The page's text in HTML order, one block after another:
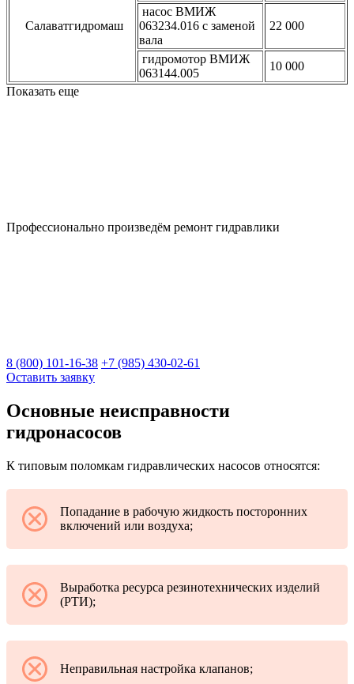
Салаватгидромаш
насос ВМИЖ
063234.016 с заменой
вала
22 000
гидромотор ВМИЖ
063144.005
10 000
Показать еще
Профессионально произведём ремонт гидравлики
8 (800) 101-16-38 +7 (985) 430-02-61
Оставить заявку
Основные неисправности
гидронасосов
К типовым поломкам гидравлических насосов относятся:
Попадание в рабочую жидкость посторонних
включений или воздуха;
Выработка ресурса резинотехнических изделий
(РТИ);
Неправильная настройка клапанов;